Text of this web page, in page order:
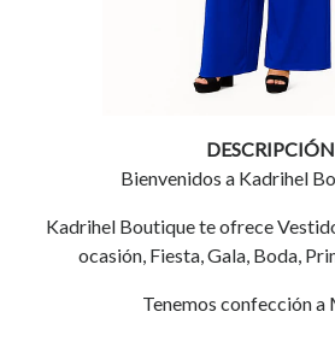
DESCRIPCIÓN
Bienvenidos a Kadrihel
Kadrihel Boutique te ofrece
ocasión, Fiesta, Gala, Boda,
Tenemos confección a